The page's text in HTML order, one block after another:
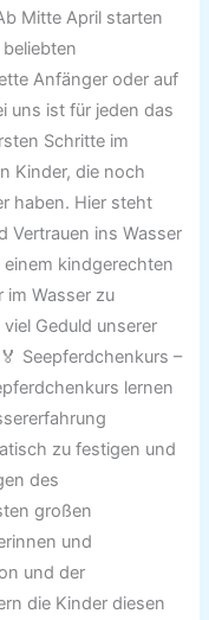
Mitte April starten
Anfänger oder auf
uns ist für jeden das
Schritte im
Kinder, die noch
haben. Hier steht
Vertrauen ins Wasser
kindgerechten
im Wasser zu
Geduld unserer
Seepferdchenkurs –
lernen
zu festigen und
des
großen
und
und der
die Kinder diesen